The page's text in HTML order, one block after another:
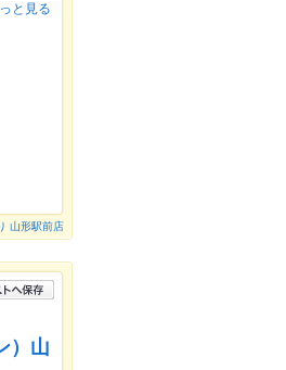
と見る
山形駅前店
）山